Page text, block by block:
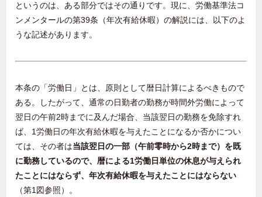
というのは、ある部分ではその通りです。現に、労働基準法コ
ンメンタールの第39条（年次有給休暇）の解説には、以下のよ
うな記述があります。
本条の「労働日」とは、原則として暦日計算によるべきもので
ある。したがって、通常の日勤者の勤務が時間外労働によって
翌日の午前2時までに及んだ場合、当該翌日の勤務を免除すれ
ば、1労働日の年次有給休暇を与えたことになるか否かについ
ては、その者は当該翌日の一部（午前零時から2時まで）を既
に勤務しているので、暦による1労働日単位の休息が与えられ
たことにはならず、年次有給休暇を与えたことにはならない
（第1図参照）。